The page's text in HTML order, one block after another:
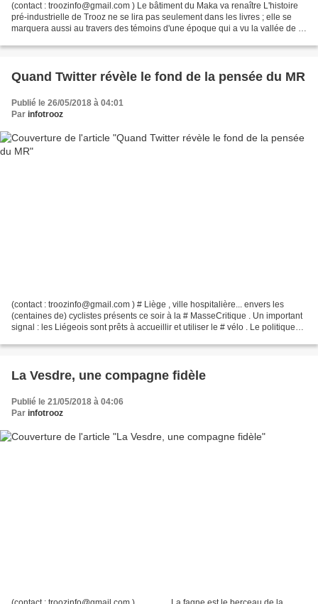
(contact : troozinfo@gmail.com ) Le bâtiment du Maka va renaître L'histoire
pré-industrielle de Trooz ne se lira pas seulement dans les livres ; elle se
marquera aussi au travers des témoins d'une époque qui a vu la vallée de la
Quand Twitter révèle le fond de la pensée du MR
Publié le 26/05/2018 à 04:01
Par infotrooz
(contact : troozinfo@gmail.com ) # Liège , ville hospitalière... envers les
(centaines de) cyclistes présents ce soir à la # MasseCritique . Un important
signal : les Liégeois sont prêts à accueillir et utiliser le # vélo . Le politique
La Vesdre, une compagne fidèle
Publié le 21/05/2018 à 04:06
Par infotrooz